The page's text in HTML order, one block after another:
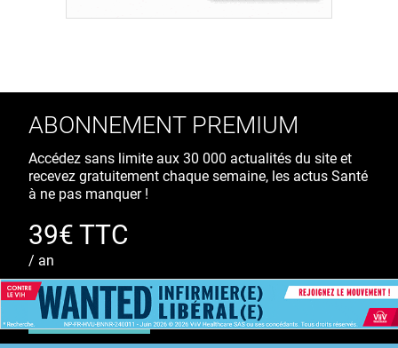
ABONNEMENT PREMIUM
Accédez sans limite aux 30 000 actualités du site et
recevez gratuitement chaque semaine, les actus Santé
à ne pas manquer !
39€ TTC
/ an
S'ABONNER